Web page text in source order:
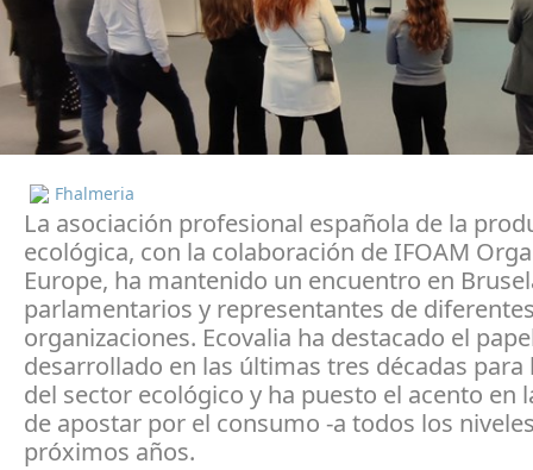
Fhalmeria
La asociación profesional española de la
ecológica, con la colaboración de IFOAM
Europe, ha mantenido un encuentro en
parlamentarios y representantes de
organizaciones. Ecovalia ha destacado el
desarrollado en las últimas tres décadas para
del sector ecológico y ha puesto el acento en
de apostar por el consumo -a todos los
próximos años.